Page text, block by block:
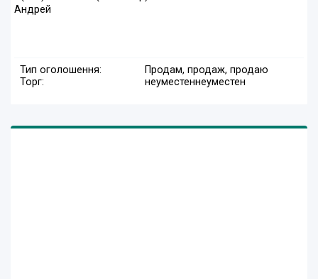
Андрей
Тип оголошення:
Продам, продаж, продаю
Торг:
неуместеннеуместен